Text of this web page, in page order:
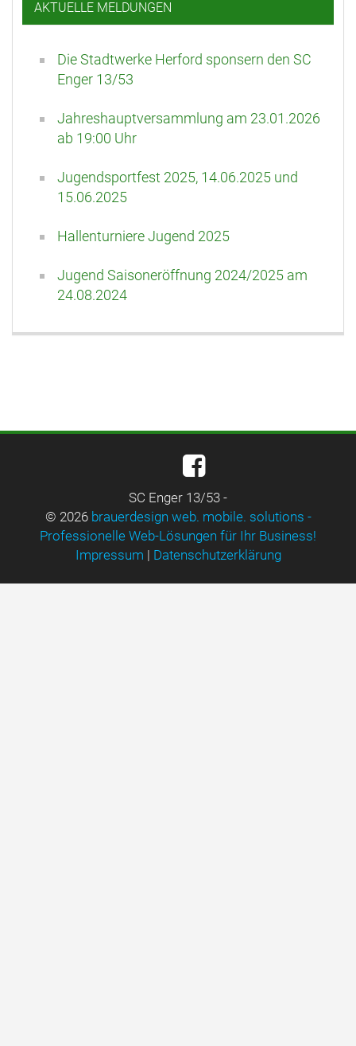
AKTUELLE MELDUNGEN
Die Stadtwerke Herford sponsern den SC
Enger 13/53
Jahreshauptversammlung am 23.01.2026
ab 19:00 Uhr
Jugendsportfest 2025, 14.06.2025 und
15.06.2025
Hallenturniere Jugend 2025
Jugend Saisoneröffnung 2024/2025 am
24.08.2024
SC Enger 13/53 -
© 2026 brauerdesign web. mobile. solutions -
Professionelle Web-Lösungen für Ihr Business!
Impressum | Datenschutzerklärung